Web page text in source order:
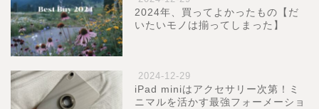
2024年、買ってよかったもの【だ
いたいモノは揃ってしまった】
2024-12-29
iPad miniはアクセサリー次第！ミ
ニマルを活かす最強フォーメーショ